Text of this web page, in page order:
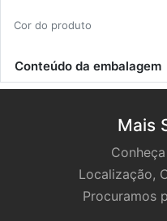
Cor do pro­duto
Conteúdo da embalagem
Mais
Localização,
Procuramos